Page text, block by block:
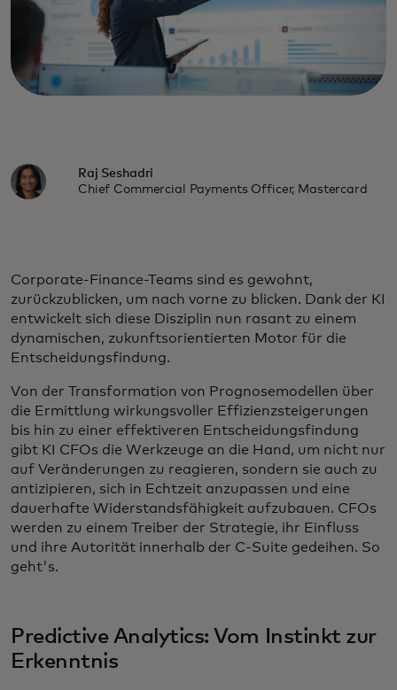
Raj Seshadri
Chief Commercial Payments Officer, Mastercard
Corporate-Finance-Teams sind es gewohnt,
zurückzublicken, um nach vorne zu blicken. Dank der KI
entwickelt sich diese Disziplin nun rasant zu einem
dynamischen, zukunftsorientierten Motor für die
Entscheidungsfindung.
Von der Transformation von Prognosemodellen über
die Ermittlung wirkungsvoller Effizienzsteigerungen
bis hin zu einer effektiveren Entscheidungsfindung
gibt KI CFOs die Werkzeuge an die Hand, um nicht nur
auf Veränderungen zu reagieren, sondern sie auch zu
antizipieren, sich in Echtzeit anzupassen und eine
dauerhafte Widerstandsfähigkeit aufzubauen. CFOs
werden zu einem Treiber der Strategie, ihr Einfluss
und ihre Autorität innerhalb der C-Suite gedeihen. So
geht's.
Predictive Analytics: Vom Instinkt zur
Erkenntnis